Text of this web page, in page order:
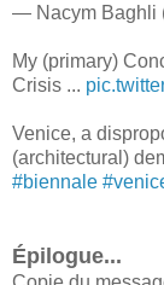
— Nacym Baghli
My (primary)
Crisis ...
Venice, a
(architectural)
#biennale
Épilogue...